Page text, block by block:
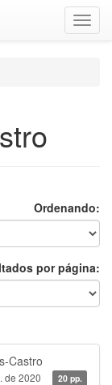
Ordenando:
por página:
Castro
de 2020 20 pp.